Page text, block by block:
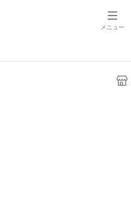
メニュー